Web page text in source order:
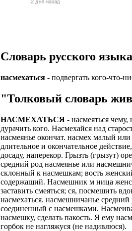
надежность и
ВНИМАНИЕ: Мы
имеет права
Варианты: 1)
Знание языка
Требуются
Варианты
Средняя
средний,
оплачиваются
Жилье
График 10-12
Авто находится
Никаких % и
Большой
В наличии авто
Ищем
Звоните
количество
Можно БЕЗ
Гибкий график:
Смартфон для
Скидки и акции
Выгодные
ЧТОБЫ
Откликнитесь
Получите
Заполните
Ожидайте
Словарь русского
насмехаться - подвергать кого-что-
"Толковый словарь
НАСМЕХАТЬСЯ - насмеяться чему,
дурачить кого. Насмехайся над
насмеянье окончат. насмех малый
длительное и окончательное
досаду, наперекор. Грызть (грызут)
средний род насмеянье или
склонный к насмешкам; вость
содержащий. Насмешник м ница
заставить смеяться; ся, посмешить
насмехаться. насмешничанье
соединенный с насмешками.
насмешку, сделать пакость. Я ему
горбок не нагляжуся (не надивлюся).